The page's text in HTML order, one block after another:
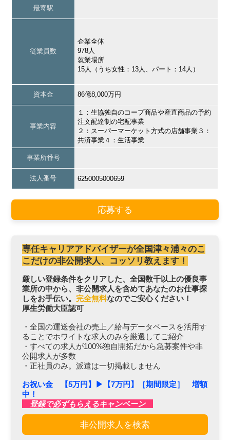
最寄駅
従業員数
企業全体
978人
就業場所
15人（うち女性：13人、パート：14人）
資本金 86億8,000万円
事業内容
１：生協独自のコープ商品や産直商品の予約
注文配達制の宅配事業
２：スーパーマーケット方式の店舗事業３：
共済事業４：生活事業
事業所番号
法人番号 6250005000659
応募する
専任キャリアアドバイザーが全国津々浦々のこ
こだけの非公開求人、コッソリ教えます！
厳しい登録条件をクリアした、全国数千以上の優良事
業所の中から、非公開求人を含めてあなたのお仕事探
しをお手伝い。 完全無料なのでご安心ください！
厚生労働大臣認可
・全国の運送会社の売上／給与データベースを活用す
ることでホワイトな求人のみを厳選してご紹介
・すべての求人が100%独自開拓だから急募案件や非
公開求人が多数
・正社員のみ。派遣は一切掲載しません
お祝い金 【5万円】▶︎【7万円】［期間限定］ 増額
中！
登録で必ずもらえるキャンペーン
非公開求人を検索